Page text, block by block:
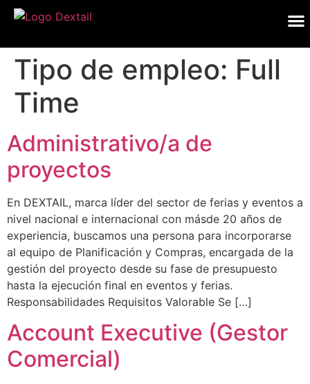
Tipo de empleo: Full
Time
Administrativo/a de
proyectos
En DEXTAIL, marca líder del sector de ferias y eventos a
nivel nacional e internacional con másde 20 años de
experiencia, buscamos una persona para incorporarse
al equipo de Planificación y Compras, encargada de la
gestión del proyecto desde su fase de presupuesto
hasta la ejecución final en eventos y ferias.
Responsabilidades Requisitos Valorable Se […]
Account Executive (Gestor
Comercial)